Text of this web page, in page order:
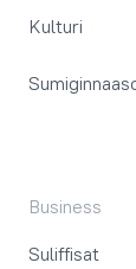
Kulturi
Business
Suliffisat